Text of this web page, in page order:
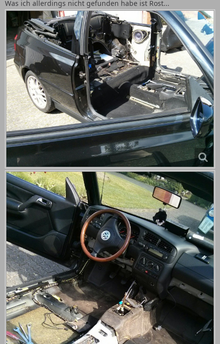
Was ich allerdings nicht gefunden habe ist Rost...